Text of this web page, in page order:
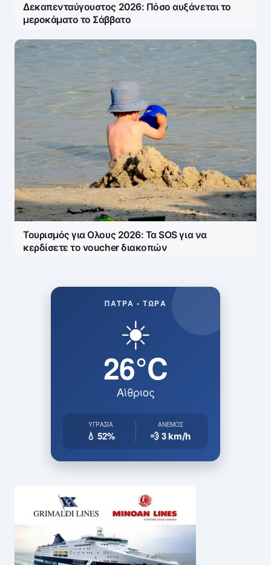
Δεκαπενταύγουστος 2026: Πόσο αυξάνεται το
μεροκάματο το Σάββατο
Τουρισμός για Ολους 2026: Τα SOS για να
κερδίσετε το voucher διακοπών
ΠΆΤΡΑ • ΤΏΡΑ
☀️
26°C
Αίθριος
ΥΓΡΑΣΊΑ
💧 52%
ΆΝΕΜΟΣ
💨 3km/h